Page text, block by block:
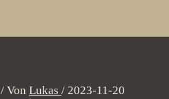
/ Von Lukas / 2023-11-20